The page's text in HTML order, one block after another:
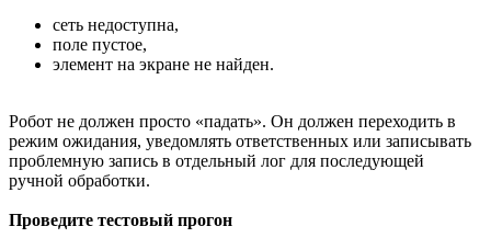
сеть недоступна,
поле пустое,
элемент на экране не найден.
Робот не должен просто «падать». Он должен переходить в
режим ожидания, уведомлять ответственных или записывать
проблемную запись в отдельный лог для последующей
ручной обработки.
Проведите тестовый прогон